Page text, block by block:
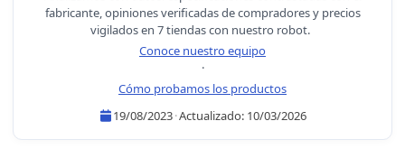
fabricante, opiniones verificadas de compradores y precios
vigilados en 7 tiendas con nuestro robot.
Conoce nuestro equipo
·
Cómo probamos los productos
19/08/2023·Actualizado: 10/03/2026